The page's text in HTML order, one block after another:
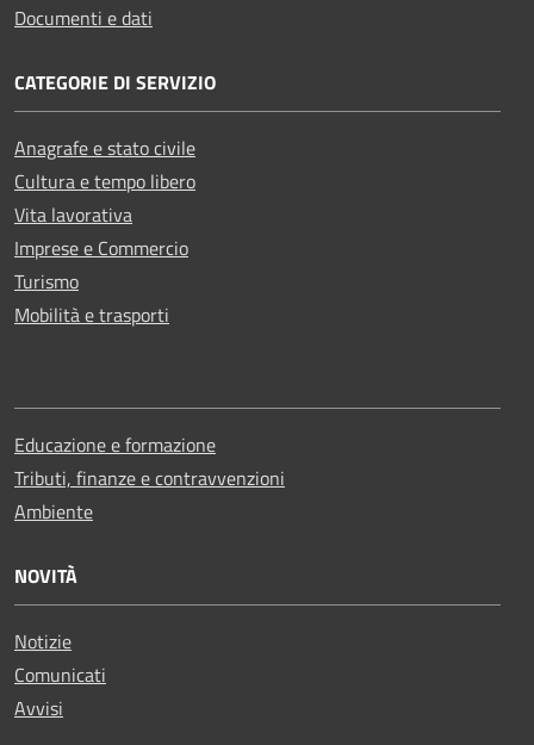
Documenti e dati
CATEGORIE DI SERVIZIO
Anagrafe e stato civile
Cultura e tempo libero
Vita lavorativa
Imprese e Commercio
Turismo
Mobilità e trasporti
Educazione e formazione
Tributi, finanze e contravvenzioni
Ambiente
NOVITÀ
Notizie
Comunicati
Avvisi